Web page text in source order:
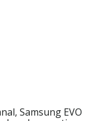
Samsung EVO